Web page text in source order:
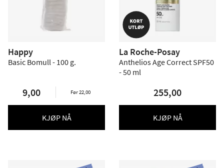
Happy
Basic Bomull - 100 g.
9,00 Før 22,00
KJØP NÅ
La Roche-Posay
Anthelios Age Correct SPF50
- 50 ml
255,00
KJØP NÅ